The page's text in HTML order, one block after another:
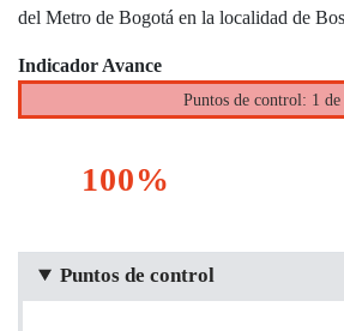
del Metro de Bogotá en la localidad de
Indicador Avance
Puntos de control: 1 de
100%
Puntos de control